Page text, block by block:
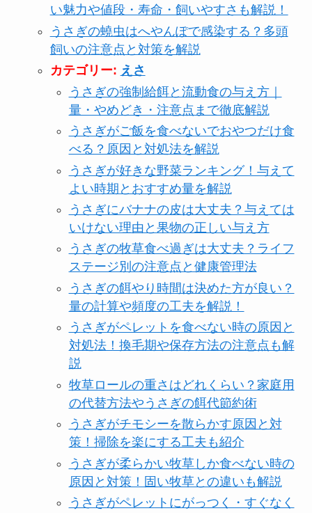
い魅力や値段・寿命・飼いやすさも解説！
うさぎの蟯虫はへやんぽで感染する？多頭
飼いの注意点と対策を解説
カテゴリー: えさ
うさぎの強制給餌と流動食の与え方｜
量・やめどき・注意点まで徹底解説
うさぎがご飯を食べないでおやつだけ食
べる？原因と対処法を解説
うさぎが好きな野菜ランキング！与えて
よい時期とおすすめ量を解説
うさぎにバナナの皮は大丈夫？与えては
いけない理由と果物の正しい与え方
うさぎの牧草食べ過ぎは大丈夫？ライフ
ステージ別の注意点と健康管理法
うさぎの餌やり時間は決めた方が良い？
量の計算や頻度の工夫を解説！
うさぎがペレットを食べない時の原因と
対処法！換毛期や保存方法の注意点も解
説
牧草ロールの重さはどれくらい？家庭用
の代替方法やうさぎの餌代節約術
うさぎがチモシーを散らかす原因と対
策！掃除を楽にする工夫も紹介
うさぎが柔らかい牧草しか食べない時の
原因と対策！固い牧草との違いも解説
うさぎがペレットにがっつく・すぐなく